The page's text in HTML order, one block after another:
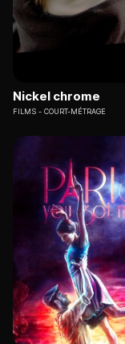
Nickel chrome
FILMS COURT-MÉTRAGE